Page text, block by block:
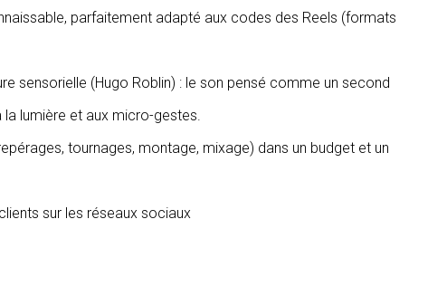
parfaitement adapté aux codes des Reels (formats
sensorielle (Hugo Roblin) : le son pensé comme un second
lumière et aux micro-gestes.
tournages, montage, mixage) dans un budget et un
sur les réseaux sociaux